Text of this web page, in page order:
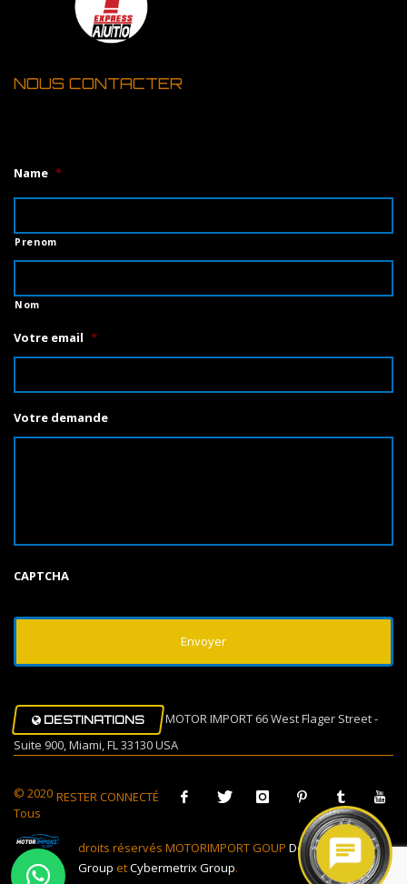
NOUS CONTACTER
Name *
Prenom
Nom
Votre email *
Votre demande
CAPTCHA
DESTINATIONS
MOTOR IMPORT 66 West Flager Street -
Suite 900, Miami, FL 33130 USA
RESTER CONNECTÉ
© 2020
Tous
droits réservés MOTORIMPORT GOUP Design Muovi
Group etCybermetrix Group.